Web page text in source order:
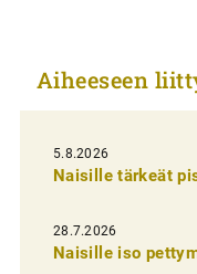
k
e
l
i
e
n
Aiheeseen
5.8.2026
Naisille tärkeät
28.7.2026
Naisille iso